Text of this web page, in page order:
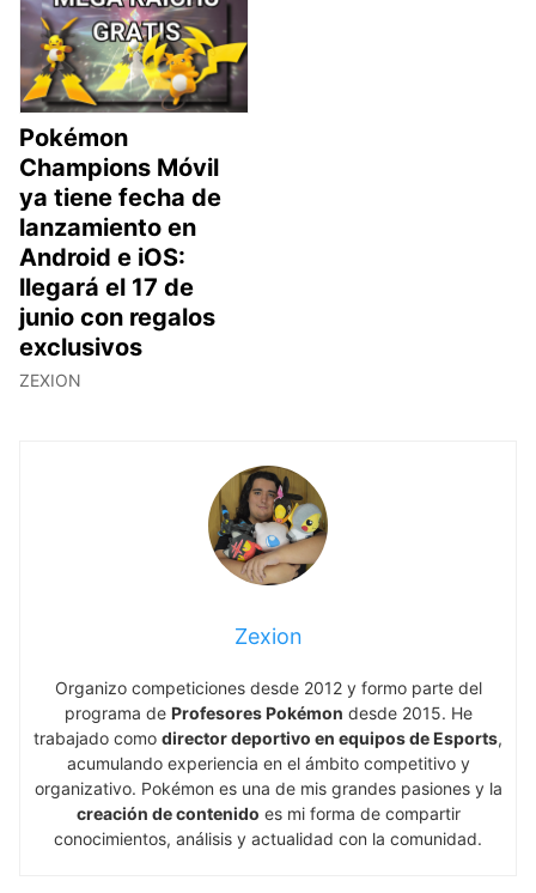
Pokémon
Champions Móvil
ya tiene fecha de
lanzamiento en
Android e iOS:
llegará el 17 de
junio con regalos
exclusivos
ZEXION
Zexion
Organizo competiciones desde 2012 y formo parte del
programa de Profesores Pokémon desde 2015. He
trabajado como director deportivo en equipos de Esports,
acumulando experiencia en el ámbito competitivo y
organizativo. Pokémon es una de mis grandes pasiones y la
creación de contenido es mi forma de compartir
conocimientos, análisis y actualidad con la comunidad.